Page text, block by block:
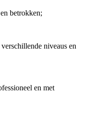
betrokken;
niveaus en
en met